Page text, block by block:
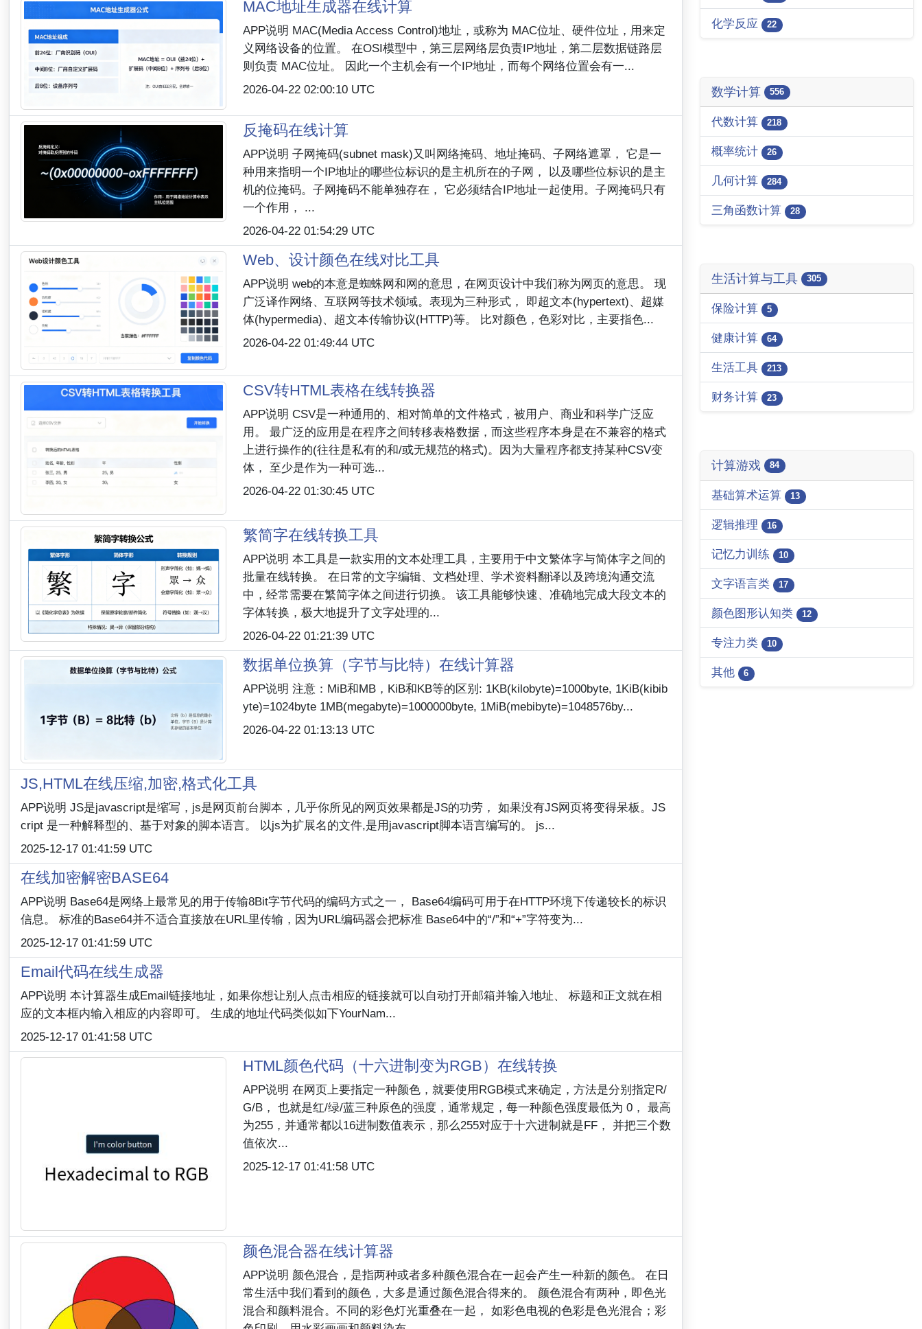
MAC地址生成器在线计算
APP说明 MAC(Media Access Control)地址，或称为 MAC位址、硬件位址，用来定
义网络设备的位置。 在OSI模型中，第三层网络层负责IP地址，第二层数据链路层
则负责 MAC位址。 因此一个主机会有一个IP地址，而每个网络位置会有一...
2026-04-22 02:00:10 UTC
反掩码在线计算
APP说明 子网掩码(subnet mask)又叫网络掩码、地址掩码、子网络遮罩， 它是一
种用来指明一个IP地址的哪些位标识的是主机所在的子网， 以及哪些位标识的是主
机的位掩码。子网掩码不能单独存在， 它必须结合IP地址一起使用。子网掩码只有
一个作用， ...
2026-04-22 01:54:29 UTC
Web、设计颜色在线对比工具
APP说明 web的本意是蜘蛛网和网的意思，在网页设计中我们称为网页的意思。 现
广泛译作网络、互联网等技术领域。表现为三种形式， 即超文本(hypertext)、超媒
体(hypermedia)、超文本传输协议(HTTP)等。 比对颜色，色彩对比，主要指色...
2026-04-22 01:49:44 UTC
CSV转HTML表格在线转换器
APP说明 CSV是一种通用的、相对简单的文件格式，被用户、商业和科学广泛应
用。 最广泛的应用是在程序之间转移表格数据，而这些程序本身是在不兼容的格式
上进行操作的(往往是私有的和/或无规范的格式)。因为大量程序都支持某种CSV变
体， 至少是作为一种可选...
2026-04-22 01:30:45 UTC
繁简字在线转换工具
APP说明 本工具是一款实用的文本处理工具，主要用于中文繁体字与简体字之间的
批量在线转换。 在日常的文字编辑、文档处理、学术资料翻译以及跨境沟通交流
中，经常需要在繁简字体之间进行切换。 该工具能够快速、准确地完成大段文本的
字体转换，极大地提升了文字处理的...
2026-04-22 01:21:39 UTC
数据单位换算（字节与比特）在线计算器
APP说明 注意：MiB和MB，KiB和KB等的区别: 1KB(kilobyte)=1000byte, 1KiB(kibib
yte)=1024byte 1MB(megabyte)=1000000byte, 1MiB(mebibyte)=1048576by...
2026-04-22 01:13:13 UTC
JS,HTML在线压缩,加密,格式化工具
APP说明 JS是javascript是缩写，js是网页前台脚本，几乎你所见的网页效果都是JS的功劳， 如果没有JS网页将变得呆板。JS
cript 是一种解释型的、基于对象的脚本语言。 以js为扩展名的文件,是用javascript脚本语言编写的。 js...
2025-12-17 01:41:59 UTC
在线加密解密BASE64
APP说明 Base64是网络上最常见的用于传输8Bit字节代码的编码方式之一， Base64编码可用于在HTTP环境下传递较长的标识
信息。 标准的Base64并不适合直接放在URL里传输，因为URL编码器会把标准 Base64中的“/”和“+”字符变为...
2025-12-17 01:41:59 UTC
Email代码在线生成器
APP说明 本计算器生成Email链接地址，如果你想让别人点击相应的链接就可以自动打开邮箱并输入地址、 标题和正文就在相
应的文本框内输入相应的内容即可。 生成的地址代码类似如下YourNam...
2025-12-17 01:41:58 UTC
HTML颜色代码（十六进制变为RGB）在线转换
APP说明 在网页上要指定一种颜色，就要使用RGB模式来确定，方法是分别指定R/
G/B， 也就是红/绿/蓝三种原色的强度，通常规定，每一种颜色强度最低为 0， 最高
为255，并通常都以16进制数值表示，那么255对应于十六进制就是FF， 并把三个数
值依次...
2025-12-17 01:41:58 UTC
颜色混合器在线计算器
APP说明 颜色混合，是指两种或者多种颜色混合在一起会产生一种新的颜色。 在日
常生活中我们看到的颜色，大多是通过颜色混合得来的。 颜色混合有两种，即色光
混合和颜料混合。不同的彩色灯光重叠在一起， 如彩色电视的色彩是色光混合；彩
化学反应 22
数学计算 556
代数计算 218
概率统计 26
几何计算 284
三角函数计算 28
生活计算与工具 305
保险计算 5
健康计算 64
生活工具 213
财务计算 23
计算游戏 84
基础算术运算 13
逻辑推理 16
记忆力训练 10
文字语言类 17
颜色图形认知类 12
专注力类 10
其他 6